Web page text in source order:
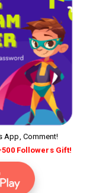
App, Comment!
Followers Gift!